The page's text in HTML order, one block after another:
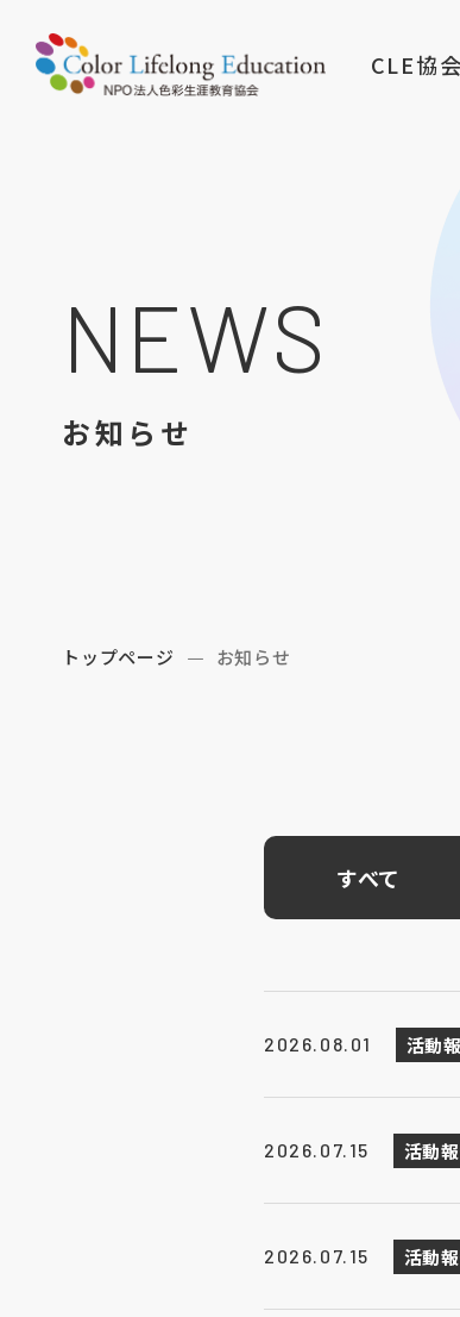
CLE協
NEWS
お知らせ
トップページ お知らせ
すべて
2026.08.01 活動
2026.07.15 活動
2026.07.15 活動